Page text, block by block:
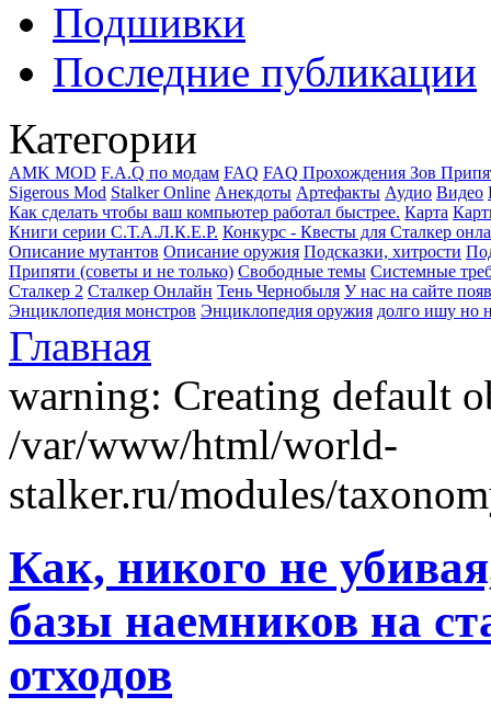
Подшивки
Последние публикации
Категории
AMK MOD F.A.Q по модам FAQ FAQ Прохождения Зов
Sigerous Mod Stalker Online Анекдоты Артефакты Аудио Видео
Как сделать чтобы ваш компьютер работал быстрее. Карта
Книги серии С.Т.А.Л.К.Е.Р. Конкурс - Квесты для Сталкер
Описание мутантов Описание оружия Подсказки, хитрости
Припяти (советы и не только) Свободные темы Системные
Сталкер 2 Сталкер Онлайн Тень Чернобыля У нас на сайте
Энциклопедия монстров Энциклопедия оружия долго ишу но
Главная
warning: Creating default
/var/www/html/world-
stalker.ru/modules/
Как, никого не
базы наемников на
отходов